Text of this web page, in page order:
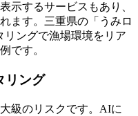
示するサービスもあり、
ます。三重県の「うみロ
リングで漁場環境をリア
です。
リング
級のリスクです。AIに